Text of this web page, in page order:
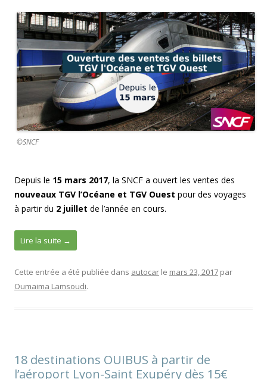
c
e
b
o
o
k
©SNCF
Depuis le 15 mars 2017, la SNCF a ouvert les ventes des
nouveaux TGV l’Océane et TGV Ouest pour des voyages
à partir du 2 juillet de l’année en cours.
Lire la suite →
Cette entrée a été publiée dans autocar le mars 23, 2017 par
Oumaima Lamsoudi.
18 destinations OUIBUS à partir de
l’aéroport Lyon-Saint Exupéry dès 15€